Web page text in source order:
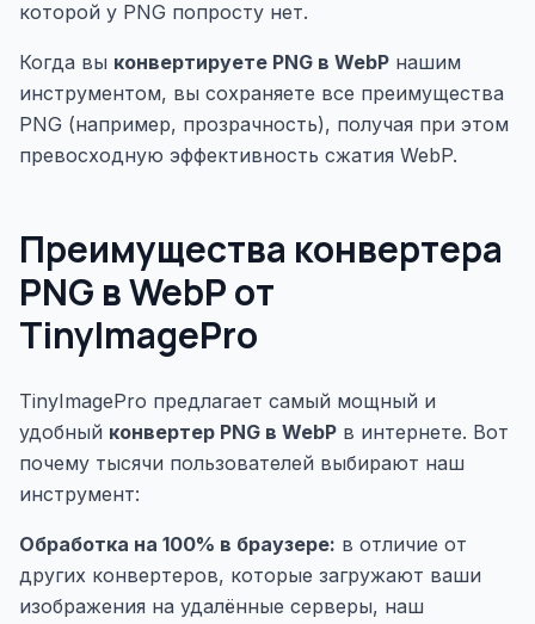
которой у PNG попросту нет.
Когда вы конвертируете PNG в WebP нашим
инструментом, вы сохраняете все преимущества
PNG (например, прозрачность), получая при этом
превосходную эффективность сжатия WebP.
Преимущества конвертера
PNG в WebP от
TinyImagePro
TinyImagePro предлагает самый мощный и
удобный конвертер PNG в WebP в интернете. Вот
почему тысячи пользователей выбирают наш
инструмент:
Обработка на 100% в браузере: в отличие от
других конвертеров, которые загружают ваши
изображения на удалённые серверы, наш